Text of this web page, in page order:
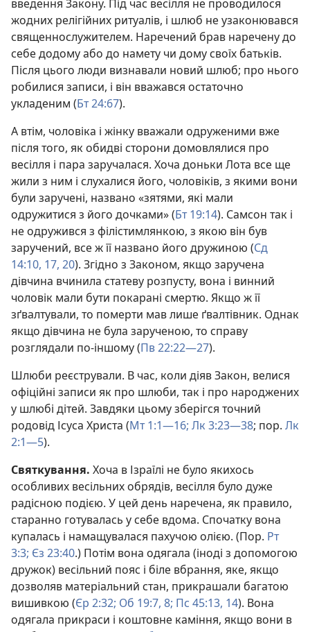
введення Закону. Під час весілля не проводилося
жодних релігійних ритуалів, і шлюб не узаконювався
священнослужителем. Наречений брав наречену до
себе додому або до намету чи дому своїх батьків.
Після цього люди визнавали новий шлюб; про нього
робилися записи, і він вважався остаточно
укладеним (Бт 24:67).
А втім, чоловіка і жінку вважали одруженими вже
після того, як обидві сторони домовлялися про
весілля і пара заручалася. Хоча доньки Лота все ще
жили з ним і слухалися його, чоловіків, з якими вони
були заручені, названо «зятями, які мали
одружитися з його дочками» (Бт 19:14). Самсон так і
не одружився з філістимлянкою, з якою він був
заручений, все ж її названо його дружиною (Сд
14:10, 17, 20). Згідно з Законом, якщо заручена
дівчина вчинила статеву розпусту, вона і винний
чоловік мали бути покарані смертю. Якщо ж її
зґвалтували, то померти мав лише ґвалтівник. Однак
якщо дівчина не була зарученою, то справу
розглядали по-іншому (Пв 22:22—27).
Шлюби реєстрували. В час, коли діяв Закон, велися
офіційні записи як про шлюби, так і про народжених
у шлюбі дітей. Завдяки цьому зберігся точний
родовід Ісуса Христа (Мт 1:1—16; Лк 3:23—38; пор. Лк
2:1—5).
Святкування. Хоча в Ізраїлі не було якихось
особливих весільних обрядів, весілля було дуже
радісною подією. У цей день наречена, як правило,
старанно готувалась у себе вдома. Спочатку вона
купалась і намащувалася пахучою олією. (Пор. Рт
3:3; Єз 23:40.) Потім вона одягала (іноді з допомогою
дружок) весільний пояс і біле вбрання, яке, якщо
дозволяв матеріальний стан, прикрашали багатою
вишивкою (Єр 2:32; Об 19:7, 8; Пс 45:13, 14). Вона
одягала прикраси і коштовне каміння, якщо вони в